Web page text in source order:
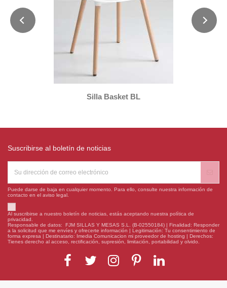
Silla Basket BL
Suscribirse al boletín de noticias
Puede darse de baja en cualquier momento. Para ello, consulte nuestra información de
contacto en el aviso legal.
Al suscribirse a nuestro boletín de noticias, estás aceptando nuestra política de
privacidad.
Responsable de datos: FJM SILLAS Y MESAS S.L. (B-02550184) | Finalidad: Responder
a la solicitud que me envíes y ofrecerte información | Legitimación: Tu consentimiento de
forma expresa | Destinatario: Imedia Comunicacion mi proveedor de hosting | Derechos:
Tienes derecho al acceso, rectificación, supresión, limitación, portabilidad y olvido.